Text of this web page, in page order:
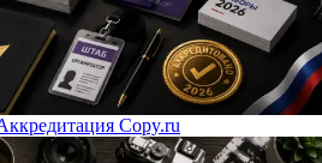
Copy.ru